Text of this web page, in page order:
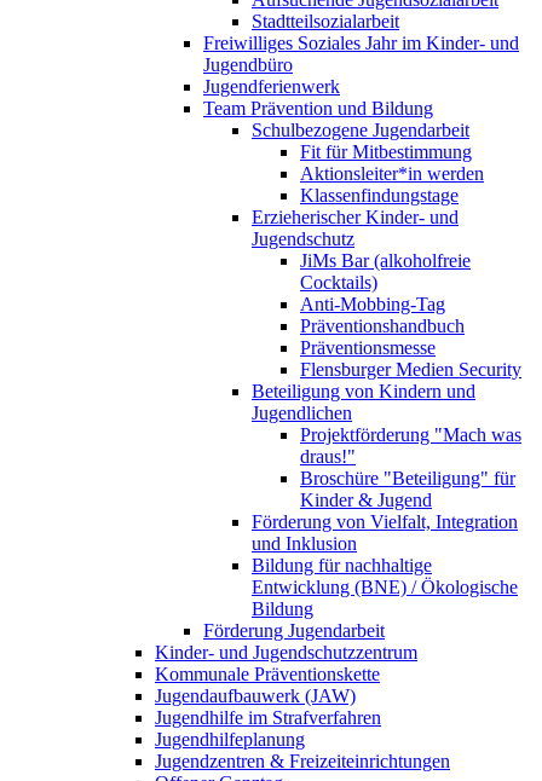
Stadtteilsozialarbeit
Freiwilliges Soziales Jahr im Kinder- und
Jugendbüro
Jugendferienwerk
Team Prävention und Bildung
Schulbezogene Jugendarbeit
Fit für Mitbestimmung
Aktionsleiter*in werden
Klassenfindungstage
Erzieherischer Kinder- und
Jugendschutz
JiMs Bar (alkoholfreie
Cocktails)
Anti-Mobbing-Tag
Präventionshandbuch
Präventionsmesse
Flensburger Medien Security
Beteiligung von Kindern und
Jugendlichen
Projektförderung "Mach was
draus!"
Broschüre "Beteiligung" für
Kinder & Jugend
Förderung von Vielfalt, Integration
und Inklusion
Bildung für nachhaltige
Entwicklung (BNE) / Ökologische
Bildung
Förderung Jugendarbeit
Kinder- und Jugendschutzzentrum
Kommunale Präventionskette
Jugendaufbauwerk (JAW)
Jugendhilfe im Strafverfahren
Jugendhilfeplanung
Jugendzentren & Freizeiteinrichtungen